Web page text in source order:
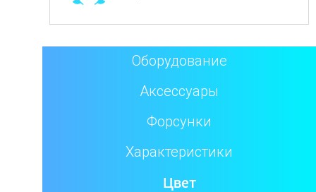
Оборудование
Аксессуары
Форсунки
Характеристики
Цвет